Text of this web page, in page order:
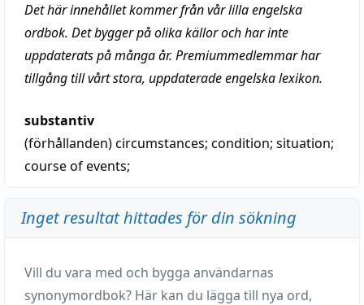
Det här innehållet kommer från vår lilla engelska
ordbok. Det bygger på olika källor och har inte
uppdaterats på många år. Premiummedlemmar har
tillgång till vårt stora, uppdaterade engelska lexikon.
substantiv
(förhållanden)circumstances; condition; situation;
course of events;
Inget resultat hittades för din sökning
Vill du vara med och bygga användarnas
synonymordbok? Här kan du lägga till nya ord,